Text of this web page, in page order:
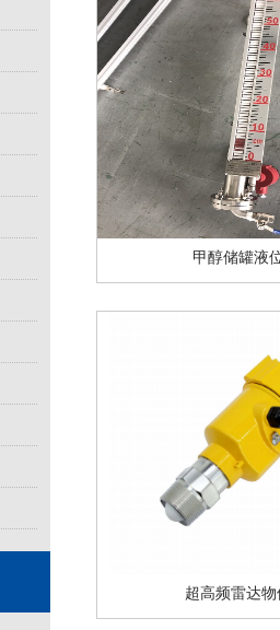
甲醇储罐液
超高频雷达